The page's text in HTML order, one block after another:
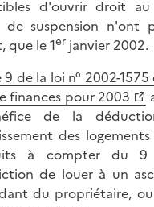
d'ouvrir droit
de suspension n'ont
que le 1er janvier 2002.
9 de la loi n° 2002-
finances pour 2003
de la
des
à compter du 9
de louer à un
du propriétaire,